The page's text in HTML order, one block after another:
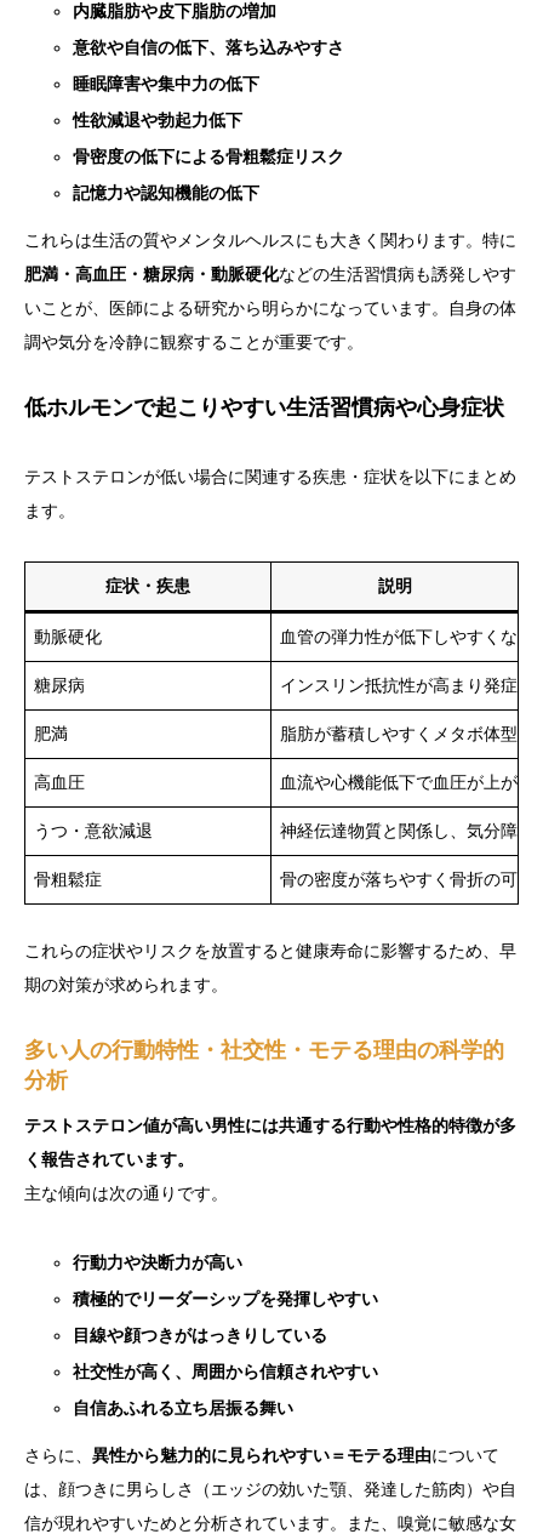
内臓脂肪や皮下脂肪の増加
意欲や自信の低下、落ち込みやすさ
睡眠障害や集中力の低下
性欲減退や勃起力低下
骨密度の低下による骨粗鬆症リスク
記憶力や認知機能の低下
これらは生活の質やメンタルヘルスにも大きく関わります。特に
肥満・高血圧・糖尿病・動脈硬化などの生活習慣病も誘発しやす
いことが、医師による研究から明らかになっています。自身の体
調や気分を冷静に観察することが重要です。
低ホルモンで起こりやすい生活習慣病や心身症状
テストステロンが低い場合に関連する疾患・症状を以下にまとめ
ます。
症状・疾患 説明
動脈硬化 血管の弾力性が低下しやすくなる
糖尿病 インスリン抵抗性が高まり発症リ
肥満 脂肪が蓄積しやすくメタボ体型に
高血圧 血流や心機能低下で血圧が上がり
うつ・意欲減退 神経伝達物質と関係し、気分障害
骨粗鬆症 骨の密度が落ちやすく骨折の可能
これらの症状やリスクを放置すると健康寿命に影響するため、早
期の対策が求められます。
多い人の行動特性・社交性・モテる理由の科学的
分析
テストステロン値が高い男性には共通する行動や性格的特徴が多
く報告されています。
主な傾向は次の通りです。
行動力や決断力が高い
積極的でリーダーシップを発揮しやすい
目線や顔つきがはっきりしている
社交性が高く、周囲から信頼されやすい
自信あふれる立ち居振る舞い
さらに、 異性から魅力的に見られやすい＝モテる理由について
は、顔つきに男らしさ（エッジの効いた顎、発達した筋肉）や自
信が現れやすいためと分析されています。また、嗅覚に敏感な女